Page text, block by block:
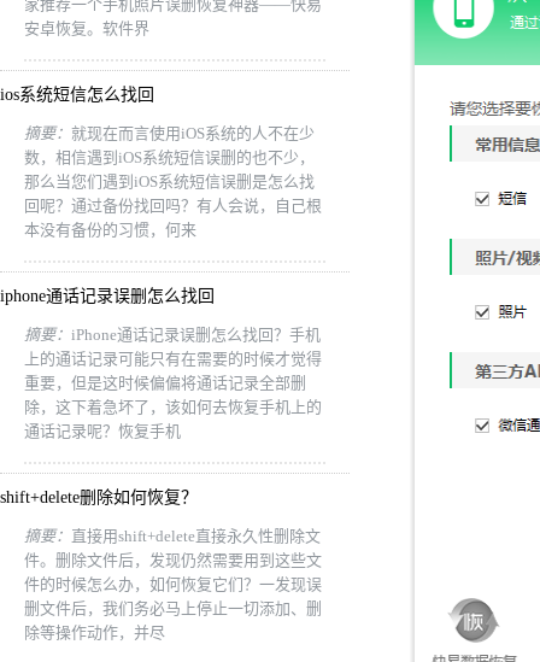
家推荐一个手机照片误删恢复神器——快易
安卓恢复。软件界
ios系统短信怎么找回
摘要： 就现在而言使用iOS系统的人不在少
数，相信遇到iOS系统短信误删的也不少，
那么当您们遇到iOS系统短信误删是怎么找
回呢？通过备份找回吗？有人会说，自己根
本没有备份的习惯，何来
iphone通话记录误删怎么找回
摘要： iPhone通话记录误删怎么找回？手机
上的通话记录可能只有在需要的时候才觉得
重要，但是这时候偏偏将通话记录全部删
除，这下着急坏了，该如何去恢复手机上的
通话记录呢？恢复手机
shift+delete删除如何恢复？
摘要： 直接用shift+delete直接永久性删除文
件。删除文件后，发现仍然需要用到这些文
件的时候怎么办，如何恢复它们？一发现误
删文件后，我们务必马上停止一切添加、删
除等操作动作，并尽